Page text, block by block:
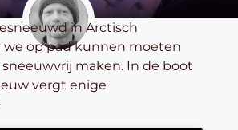
in Arctisch
we op pad kunnen moeten
maken. In de boot
vergt enige